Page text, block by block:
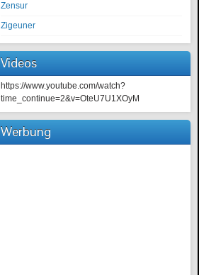
Zensur
Zigeuner
Videos
https://www.youtube.com/watch?
time_continue=2&v=OteU7U1XOyM
Werbung